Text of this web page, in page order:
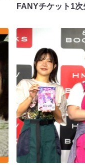
FANYチケット1